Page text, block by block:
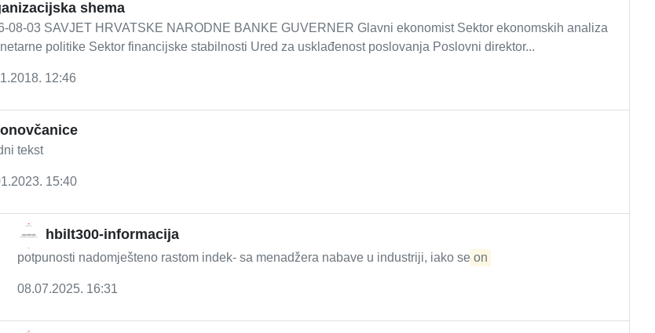
shema
08-03 SAVJET HRVATSKE NARODNE BANKE GUVERNER Glavni ekonomist Sektor ekonomskih analiza
politike Sektor financijske stabilnosti Ured za usklađenost poslovanja Poslovni direktor...
12:46
tekst
15:40
hbilt300-informacija
potpunosti nadomješteno rastom indek- sa menadžera nabave u industriji, iako se on
08.07.2025. 16:31